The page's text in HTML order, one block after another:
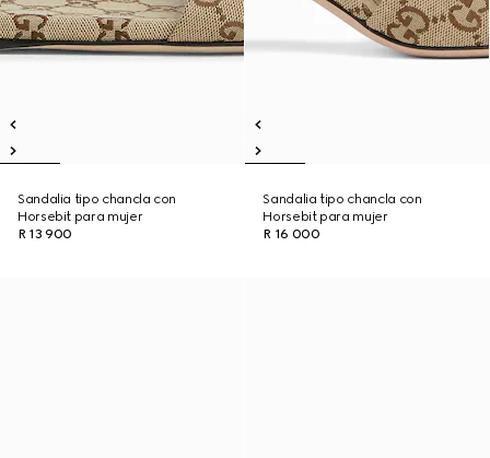
Sandalia tipo chancla con
Horsebit para mujer
R 13 900
Sandalia tipo chancla con
Horsebit para mujer
R 16 000